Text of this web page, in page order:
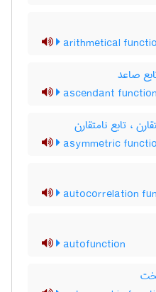
arithmetical
صاعد
ascendant function
، تابع نامتقارن
asymmetric
autocorrelation
autofunction